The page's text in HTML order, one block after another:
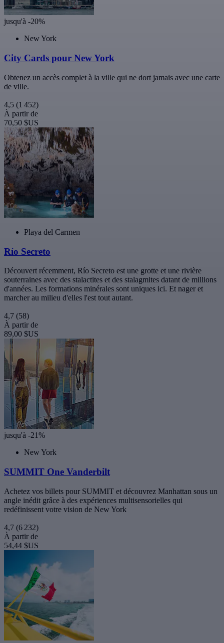
jusqu'à -20%
New York
City Cards pour New York
Obtenez un accès complet à la ville qui ne dort jamais avec une carte
de ville.
4,5 (1 452)
À partir de
70,50 $US
Playa del Carmen
Río Secreto
Découvert récemment, Río Secreto est une grotte et une rivière
souterraines avec des stalactites et des stalagmites datant de millions
d'années. Les formations minérales sont uniques ici. Et nager et
marcher au milieu d'elles l'est tout autant.
4,7 (58)
À partir de
89,00 $US
jusqu'à -21%
New York
SUMMIT One Vanderbilt
Achetez vos billets pour SUMMIT et découvrez Manhattan sous un
angle inédit grâce à des expériences multisensorielles qui
redéfinissent votre vision de New York
4,7 (6 232)
À partir de
54,44 $US